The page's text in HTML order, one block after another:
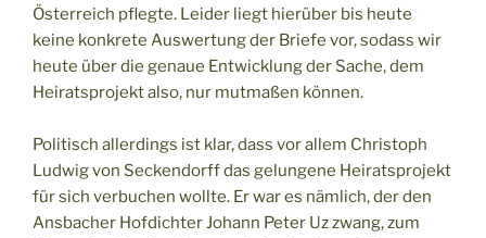
Österreich pflegte. Leider liegt hierüber bis heute
keine konkrete Auswertung der Briefe vor, sodass wir
heute über die genaue Entwicklung der Sache, dem
Heiratsprojekt also, nur mutmaßen können.
Politisch allerdings ist klar, dass vor allem Christoph
Ludwig von Seckendorff das gelungene Heiratsprojekt
für sich verbuchen wollte. Er war es nämlich, der den
Ansbacher Hofdichter Johann Peter Uz zwang, zum